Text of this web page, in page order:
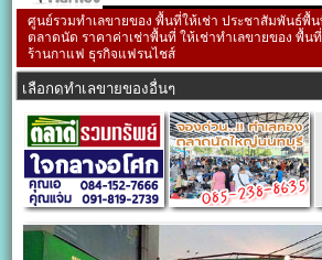
ศูนย์รวมทำเลขายของ พื้นที่ให้เช่า ประชาสัมพันธ์พื้
ตลาดนัด ราคาค่าเช่าพื้นที่ ให้เช่าทำเลขายของ พื้น
ร้านกาแฟ ธุรกิจแฟรนไชส์